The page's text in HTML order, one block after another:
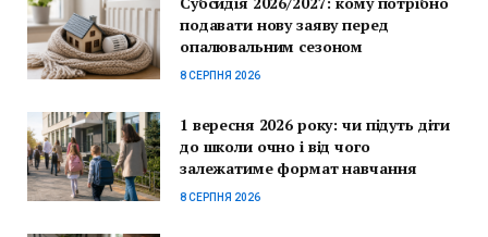
подавати нову заяву перед
опалювальним сезоном
8 СЕРПНЯ 2026
1 вересня 2026 року: чи підуть діти
до школи очно і від чого
залежатиме формат навчання
8 СЕРПНЯ 2026